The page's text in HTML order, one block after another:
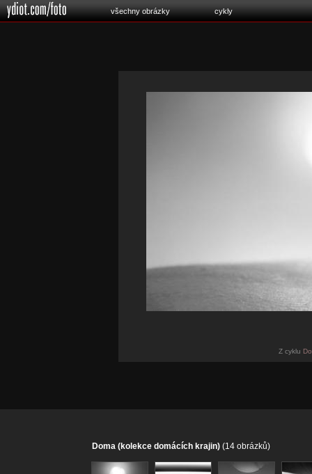
všechny obrázky cykly
Z cyklu
Doma (kolekce domácích krajin) (14 obrázků)